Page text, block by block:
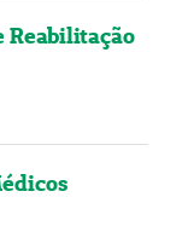
Reabilitação